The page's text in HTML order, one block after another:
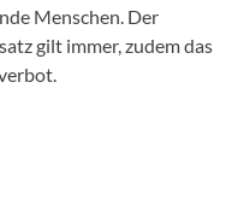
Menschen. Der
gilt immer, zudem das